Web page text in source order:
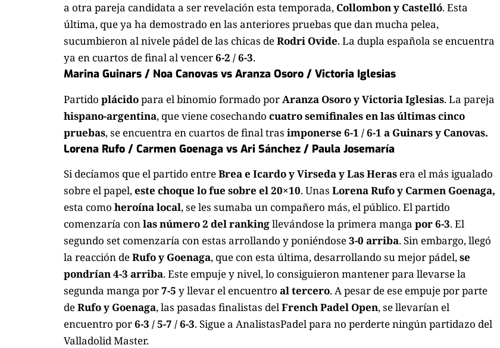
a otra pareja candidata a ser revelación esta temporada, Collombon y Castelló. Esta
última, que ya ha demostrado en las anteriores pruebas que dan mucha pelea,
sucumbieron al nivele pádel de las chicas deRodri Ovide. La dupla española se encuentra
ya en cuartos de final al vencer6-2 / 6-3.
Marina Guinars / Noa Canovas vs Aranza Osoro / Victoria Iglesias
Partido plácidopara el binomio formado por Aranza Osoro y Victoria Iglesias. La pareja
hispano-argentina, que viene cosechando cuatro semifinales en las últimas cinco
pruebas, se encuentra en cuartos de final tras imponerse 6-1 / 6-1 a Guinars y Canovas.
Lorena Rufo / Carmen Goenaga vs Ari Sánchez / Paula Josemaría
Si decíamos que el partido entreBrea e Icardo y Virseda y Las Heras era el más igualado
sobre el papel,este choque lo fue sobre el 20×10. Unas Lorena Rufo y Carmen Goenaga,
esta como heroína local, se les sumaba un compañero más, el público. El partido
comenzaría conlas número 2 del rankingllevándose la primera manga por 6-3. El
segundo set comenzaría con estas arrollando y poniéndose3-0 arriba. Sin embargo, llegó
la reacción deRufo y Goenaga, que con esta última, desarrollando su mejor pádel,se
pondrían 4-3 arriba. Este empuje y nivel, lo consiguieron mantener para llevarse la
segunda manga por7-5 y llevar el encuentro al tercero. A pesar de ese empuje por parte
deRufo y Goenaga, las pasadas finalistas delFrench Padel Open, se llevarían el
encuentro por6-3 / 5-7 / 6-3. Sigue a AnalistasPadelpara no perderte ningún partidazo del
Valladolid Master.